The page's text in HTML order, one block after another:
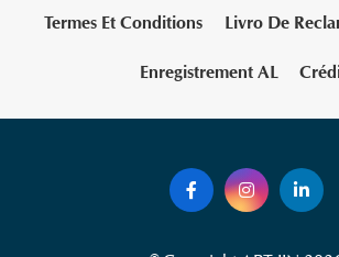
Termes Et Conditions Livro De
Enregistrement AL